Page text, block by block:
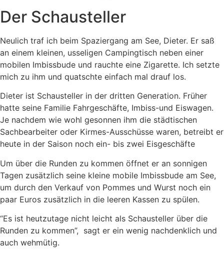
Der Schausteller
Neulich traf ich beim Spaziergang am See, Dieter. Er saß
an einem kleinen, usseligen Campingtisch neben einer
mobilen Imbissbude und rauchte eine Zigarette. Ich setzte
mich zu ihm und quatschte einfach mal drauf los.
Dieter ist Schausteller in der dritten Generation. Früher
hatte seine Familie Fahrgeschäfte, Imbiss-und Eiswagen.
Je nachdem wie wohl gesonnen ihm die städtischen
Sachbearbeiter oder Kirmes-Ausschüsse waren, betreibt er
heute in der Saison noch ein- bis zwei Eisgeschäfte
Um über die Runden zu kommen öffnet er an sonnigen
Tagen zusätzlich seine kleine mobile Imbissbude am See,
um durch den Verkauf von Pommes und Wurst noch ein
paar Euros zusätzlich in die leeren Kassen zu spülen.
“Es ist heutzutage nicht leicht als Schausteller über die
Runden zu kommen”, sagt er ein wenig nachdenklich und
auch wehmütig.